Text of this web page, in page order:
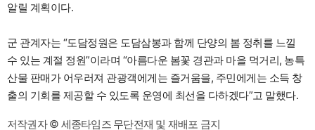
알릴 계획이다.
군 관계자는 “도담정원은 도담삼봉과 함께 단양의 봄 정취를 느낄
수 있는 계절 정원”이라며 “아름다운 봄꽃 경관과 마을 먹거리, 농특
산물 판매가 어우러져 관광객에게는 즐거움을, 주민에게는 소득 창
출의 기회를 제공할 수 있도록 운영에 최선을 다하겠다”고 말했다.
저작권자 © 세종타임즈 무단전재 및 재배포 금지